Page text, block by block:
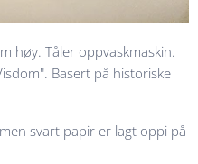
høy. Tåler oppvaskmaskin.
Basert på historiske
svart papir er lagt oppi på